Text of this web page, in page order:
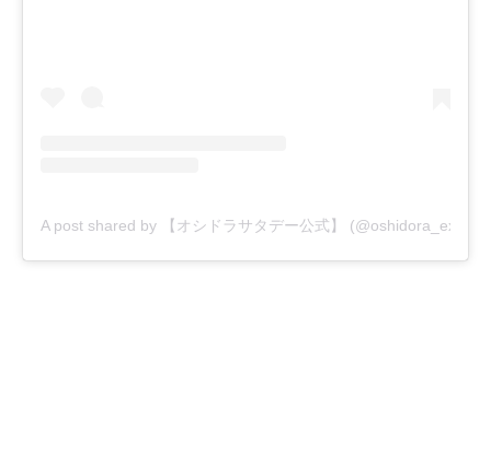
A post shared by 【オシドラサタデー公式】 (@oshidora_ex)